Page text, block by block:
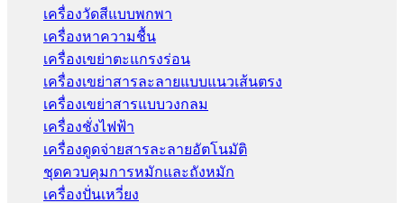
เครื่องวัดสีแบบพกพา
เครื่องหาความชื้น
เครื่องเขย่าตะแกรงร่อน
เครื่องเขย่าสารละลายแบบแนวเส้นตรง
เครื่องเขย่าสารแบบวงกลม
เครื่องชั่งไฟฟ้า
เครื่องดูดจ่ายสารละลายอัตโนมัติ
ชุดควบคุมการหมักและถังหมัก
เครื่องปั่นเหวี่ยง